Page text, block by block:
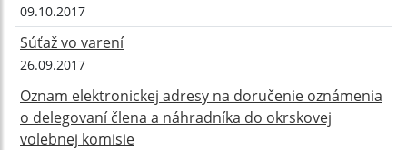
09.10.2017
Súťaž vo varení
26.09.2017
Oznam elektronickej adresy na doručenie oznámenia
o delegovaní člena a náhradníka do okrskovej
volebnej komisie